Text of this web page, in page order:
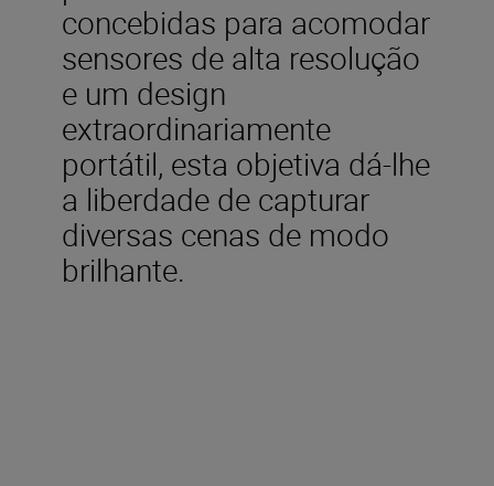
concebidas para acomodar
sensores de alta resolução
e um design
extraordinariamente
portátil, esta objetiva dá-lhe
a liberdade de capturar
diversas cenas de modo
brilhante.